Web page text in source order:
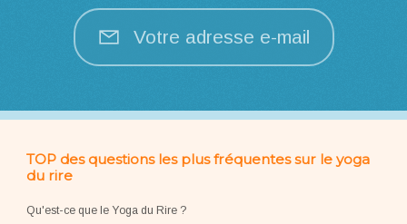
Votre adresse e-mail
TOP des questions les plus fréquentes sur le yoga
du rire
Qu'est-ce que le Yoga du Rire ?